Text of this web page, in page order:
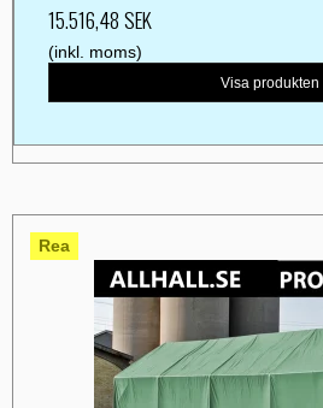
15.516,48 SEK
(inkl. moms)
Visa produkten
Rea